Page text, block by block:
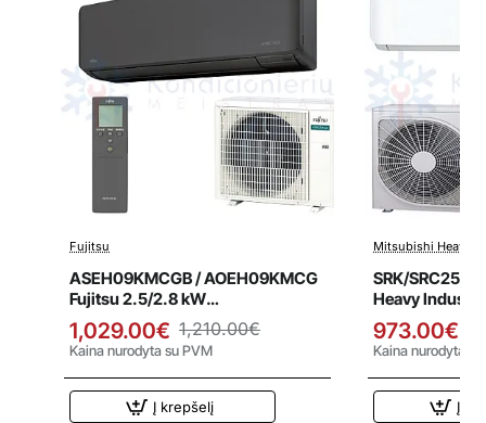
Išpardavimas
Fujitsu
ASEH09KMCGB / AOEH09KMCG
Fujitsu 2.5/2.8 kW
kondicionierius
1,029.00€ 1,210.00€
Kaina nurodyta su PVM
Į krepšelį
Mitsubishi Heavy
SRK/
Heavy
973.00€
Kaina nurodyta
Į